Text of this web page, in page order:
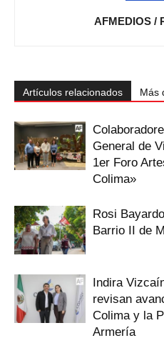
AFMEDIOS /
Artículos relacionados Más
General de
1er Foro
Colima»
Rosi
Barrio II de
Indira
revisan
Colima y la
Armería